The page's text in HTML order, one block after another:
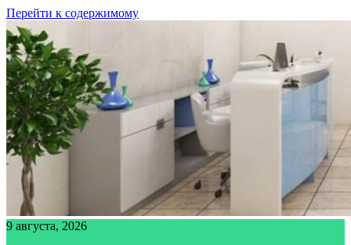
Перейти к содержимому
9 августа, 2026